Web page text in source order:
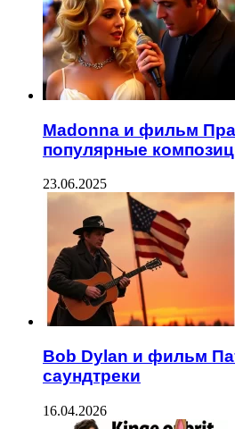
Madonna и фильм
популярные
23.06.2025
Bob Dylan и фильм
саундтреки
16.04.2026